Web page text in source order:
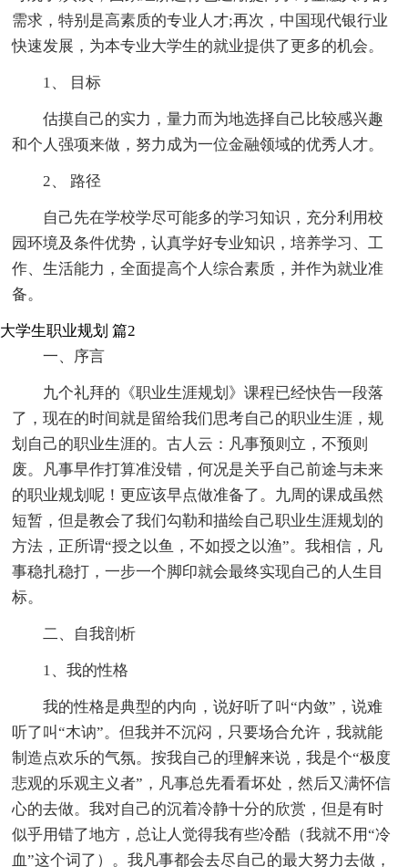
需求，特别是高素质的专业人才;再次，中国现代银行业
快速发展，为本专业大学生的就业提供了更多的机会。
1、 目标
估摸自己的实力，量力而为地选择自己比较感兴趣
和个人强项来做，努力成为一位金融领域的优秀人才。
2、 路径
自己先在学校学尽可能多的学习知识，充分利用校
园环境及条件优势，认真学好专业知识，培养学习、工
作、生活能力，全面提高个人综合素质，并作为就业准
备。
大学生职业规划 篇2
一、序言
九个礼拜的《职业生涯规划》课程已经快告一段落
了，现在的时间就是留给我们思考自己的职业生涯，规
划自己的职业生涯的。古人云：凡事预则立，不预则
废。凡事早作打算准没错，何况是关乎自己前途与未来
的职业规划呢！更应该早点做准备了。九周的课成虽然
短暂，但是教会了我们勾勒和描绘自己职业生涯规划的
方法，正所谓“授之以鱼，不如授之以渔”。我相信，凡
事稳扎稳打，一步一个脚印就会最终实现自己的人生目
标。
二、自我剖析
1、我的性格
我的性格是典型的内向，说好听了叫“内敛”，说难
听了叫“木讷”。但我并不沉闷，只要场合允许，我就能
制造点欢乐的气氛。按我自己的理解来说，我是个“极度
悲观的乐观主义者”，凡事总先看看坏处，然后又满怀信
心的去做。我对自己的沉着冷静十分的欣赏，但是有时
似乎用错了地方，总让人觉得我有些冷酷（我就不用“冷
血”这个词了）。我凡事都会去尽自己的最大努力去做，